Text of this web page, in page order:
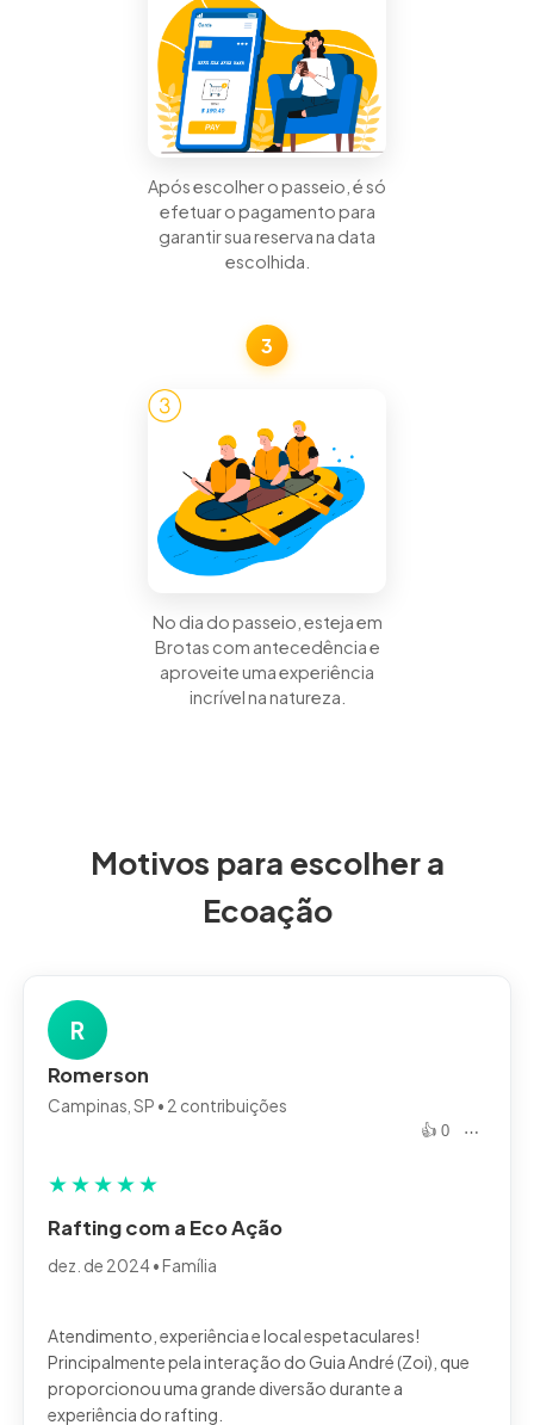
Após escolher o passeio, é só
efetuar o pagamento para
garantir sua reserva na data
escolhida.
3
No dia do passeio, esteja em
Brotas com antecedência e
aproveite uma experiência
incrível na natureza.
Motivos para escolher a
Ecoação
R
Romerson
Campinas, SP • 2 contribuições
👍 0 ⋯
★★★★★
Rafting com a Eco Ação
dez. de 2024 • Família
Atendimento, experiência e local espetaculares!
Principalmente pela interação do Guia André (Zoi), que
proporcionou uma grande diversão durante a